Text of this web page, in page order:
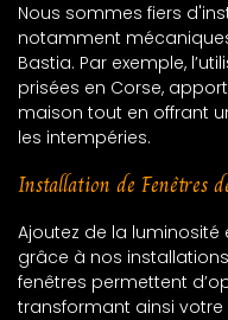
Nous sommes fiers
notamment
Bastia. Par exemple,
prisées en Corse,
maison tout en offrant
les intempéries.
Installation de Fenêtres
Ajoutez de la luminosité
grâce à nos
fenêtres permettent
transformant ainsi votre